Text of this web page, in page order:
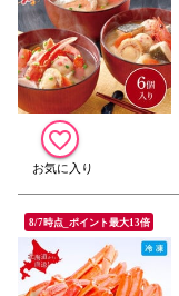
8/7時点_ポイント最大13倍